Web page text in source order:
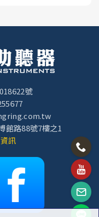
號
館路88號7樓之1
訊